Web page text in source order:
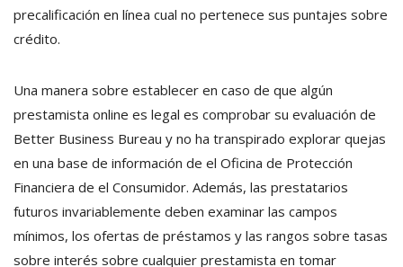
precalificación en línea cual no pertenece sus puntajes sobre
crédito.
Una manera sobre establecer en caso de que algún
prestamista online es legal es comprobar su evaluación de
Better Business Bureau y no ha transpirado explorar quejas
en una base de información de el Oficina de Protección
Financiera de el Consumidor. Además, las prestatarios
futuros invariablemente deben examinar las campos
mínimos, los ofertas de préstamos y las rangos sobre tasas
sobre interés sobre cualquier prestamista en tomar